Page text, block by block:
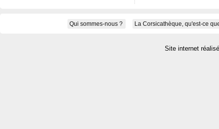
Qui sommes-nous ? La Corsicathèque, qu'est-ce
Site internet